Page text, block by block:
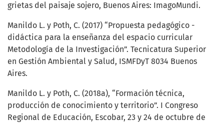
grietas del paisaje sojero, Buenos Aires: ImagoMundi.
Manildo L. y Poth, C. (2017) “Propuesta pedagógico -
didáctica para la enseñanza del espacio curricular
Metodología de la Investigación”. Tecnicatura Superior
en Gestión Ambiental y Salud, ISMFDyT 8034 Buenos
Aires.
Manildo L. y Poth, C. (2018a), “Formación técnica,
producción de conocimiento y territorio”. I Congreso
Regional de Educación, Escobar, 23 y 24 de octubre de